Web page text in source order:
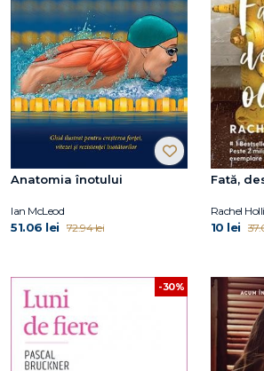
Anatomia înotului
Ian McLeod
51.06 lei 72.94 lei
Fată,
Rachel
10 lei
-30%